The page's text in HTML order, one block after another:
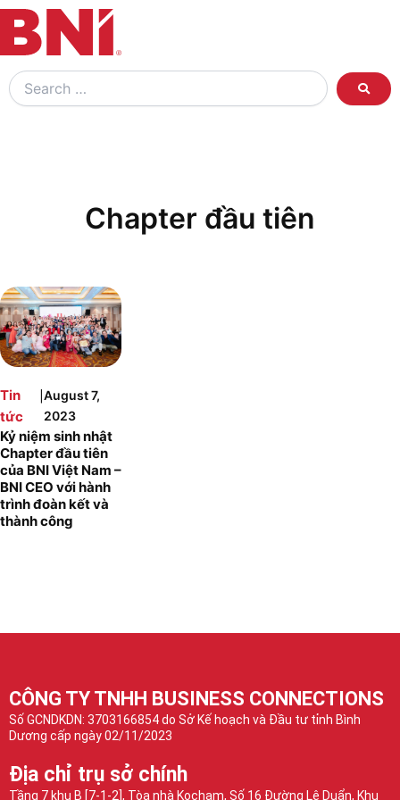
Search
…
Chapter đầu tiên
Tin
tức
|August 7,
2023
Kỷ niệm sinh nhật
Chapter đầu tiên
của BNI Việt Nam –
BNI CEO với hành
trình đoàn kết và
thành công
CÔNG TY TNHH BUSINESS CONNECTIONS
Số GCNDKDN: 3703166854 do Sở Kế hoạch và Đầu tư tỉnh Bình
Dương cấp ngày 02/11/2023
Địa chỉ trụ sở chính
Tầng 7 khu B [7-1-2], Tòa nhà Kocham, Số 16 Đường Lê Duẩn, Khu